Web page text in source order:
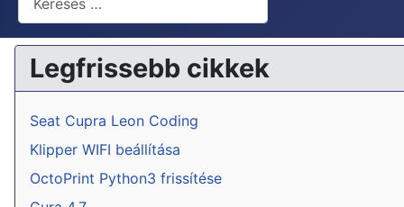
Legfrissebb cikkek
Seat Cupra Leon Coding
Klipper WIFI beállítása
OctoPrint Python3 frissítése